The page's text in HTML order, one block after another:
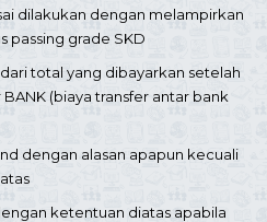
dilakukan dengan melampirkan
passing grade SKD
total yang dibayarkan setelah
(biaya transfer antar bank
dengan alasan apapun kecuali
ketentuan diatas apabila